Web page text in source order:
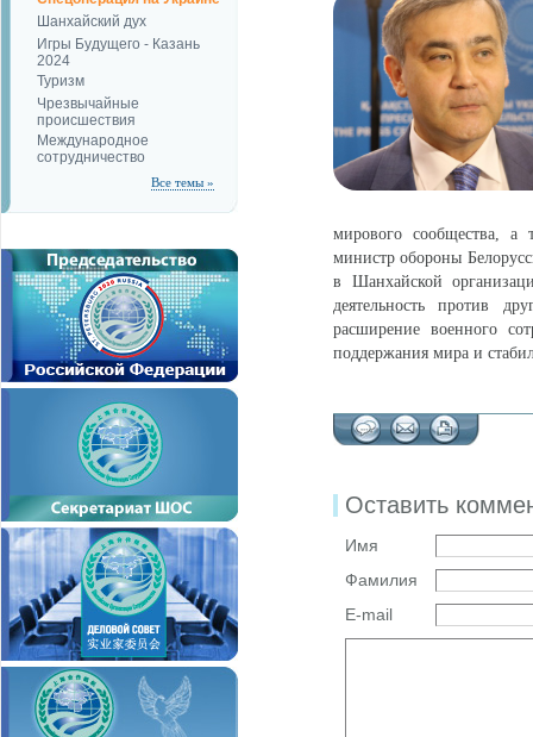
Шанхайский дух
Игры Будущего - Казань
2024
Туризм
Чрезвычайные
происшествия
Международное
сотрудничество
Все темы »
мирового сообщества, а
министр обороны
в Шанхайской
деятельность против
расширение военного
поддержания мира и
Оставить
Имя
Фамилия
E-mail